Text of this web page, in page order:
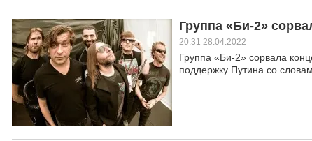
Группа «Би-2»
20:31 28.04.2022
Группа «Би-2» сорвала
поддержку Путина со